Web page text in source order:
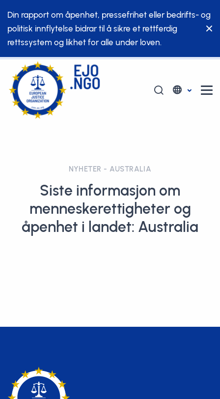
Din rapport om åpenhet, pressefrihet eller bedrifts- og
politisk innflytelse bidrar til å sikre et rettferdig
rettssystem og likhet for alle under loven.
NYHETER - AUSTRALIA
Siste informasjon om
menneskerettigheter og
åpenhet i landet: Australia